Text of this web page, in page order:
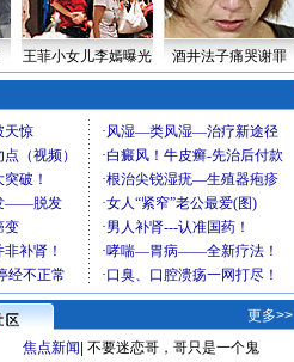
王菲小女儿李嫣曝光 酒井法子痛哭谢罪
更多>>
焦点新闻 不要迷恋哥，哥只是一个鬼